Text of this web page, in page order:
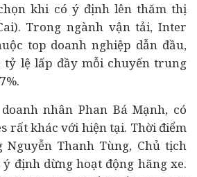
khi có ý định lên thăm thị
Trong ngành vận tải, Inter
top doanh nghiệp dẫn đầu,
tỷ lệ lấp đầy mỗi chuyến trung
nhân Phan Bá Mạnh, có
rất khác với hiện tại. Thời điểm
Nguyễn Thanh Tùng, Chủ tịch
định dừng hoạt động hãng xe.